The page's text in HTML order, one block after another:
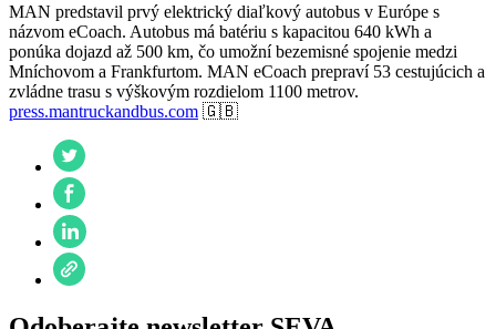
MAN predstavil prvý elektrický diaľkový autobus v Európe s
názvom eCoach. Autobus má batériu s kapacitou 640 kWh a
ponúka dojazd až 500 km, čo umožní bezemisné spojenie medzi
Mníchovom a Frankfurtom. MAN eCoach prepraví 53 cestujúcich a
zvládne trasu s výškovým rozdielom 1100 metrov.
press.mantruckandbus.com 🇬🇧